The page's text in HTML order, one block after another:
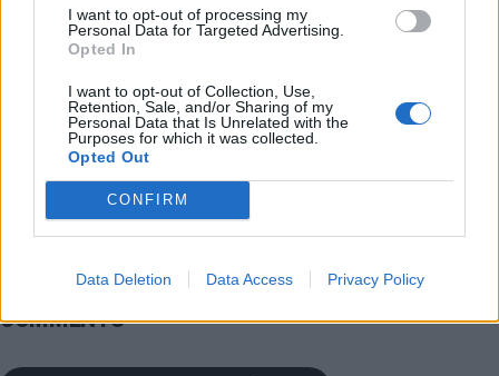
I want to opt-out of processing my
Personal Data for Targeted Advertising.
Opted In
I want to opt-out of Collection, Use,
Retention, Sale, and/or Sharing of my
Personal Data that Is Unrelated with the
Purposes for which it was collected.
Opted Out
CONFIRM
Data Deletion Data Access Privacy Policy
νέο Mobile App
Μαρινάκης Ευάγγελος Κλάτενμπεργκ Μαρκ
Premier League
COMMENTS